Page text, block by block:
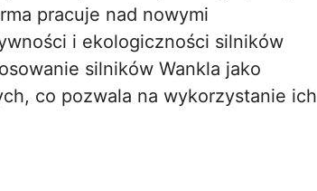
pracuje nad nowymi
i ekologiczności silników
silników Wankla jako
co pozwala na wykorzystanie ich